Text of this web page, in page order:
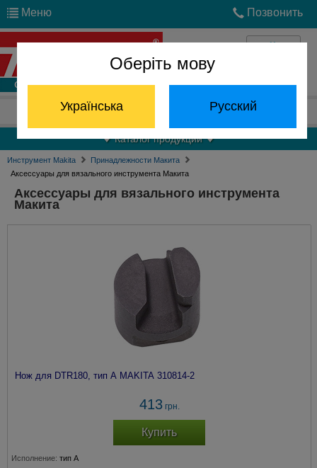
Оберіть мову
Українська Русский
Меню Позвонить
Войти
Отдел запчастей: (068) 824-24-24
Каталог продукции
Инструмент Makita
Принадлежности Макита
Аксессуары для вязального инструмента Макита
Аксессуары для вязального инструмента
Макита
Нож для DTR180, тип А MAKITA 310814-2
413грн.
Купить
Исполнение: тип А